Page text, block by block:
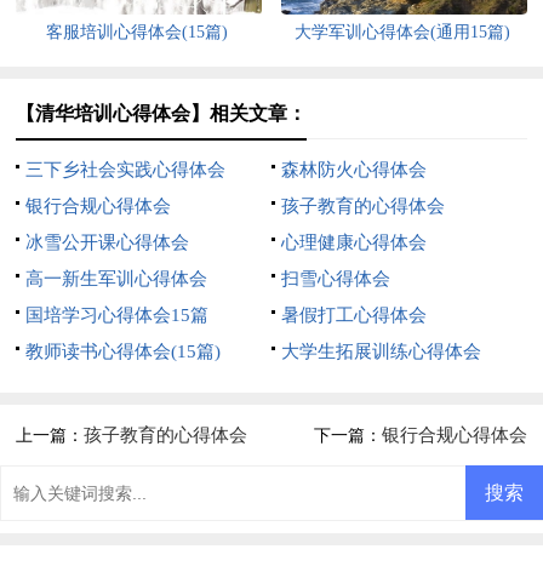
客服培训心得体会(15篇) 大学军训心得体会(通用15篇)
【清华培训心得体会】相关文章：
三下乡社会实践心得体会
森林防火心得体会
银行合规心得体会
孩子教育的心得体会
冰雪公开课心得体会
心理健康心得体会
高一新生军训心得体会
扫雪心得体会
国培学习心得体会15篇
暑假打工心得体会
教师读书心得体会(15篇)
大学生拓展训练心得体会
上一篇：孩子教育的心得体会 下一篇： 银行合规心得体会